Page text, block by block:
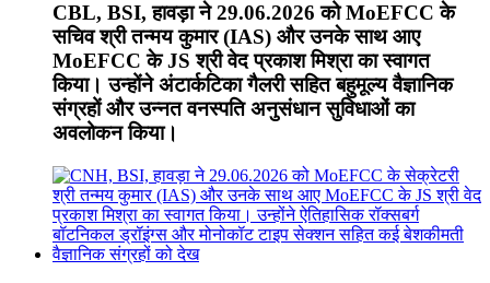
CBL, BSI, हावड़ा ने 29.06.2026 को MoEFCC के
सचिव श्री तन्मय कुमार (IAS) और उनके साथ आए
MoEFCC के JS श्री वेद प्रकाश मिश्रा का स्वागत
किया। उन्होंने अंटार्कटिका गैलरी सहित बहुमूल्य वैज्ञानिक
संग्रहों और उन्नत वनस्पति अनुसंधान सुविधाओं का
अवलोकन किया।